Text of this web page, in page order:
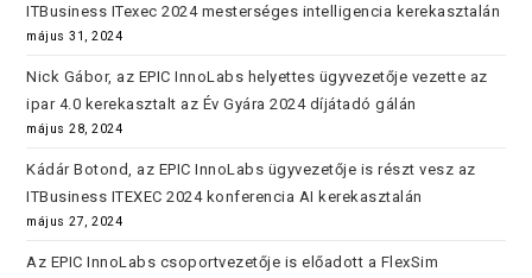
ITBusiness ITexec 2024 mesterséges intelligencia kerekasztalán
május 31, 2024
Nick Gábor, az EPIC InnoLabs helyettes ügyvezetője vezette az
ipar 4.0 kerekasztalt az Év Gyára 2024 díjátadó gálán
május 28, 2024
Kádár Botond, az EPIC InnoLabs ügyvezetője is részt vesz az
ITBusiness ITEXEC 2024 konferencia AI kerekasztalán
május 27, 2024
Az EPIC InnoLabs csoportvezetője is előadott a FlexSim